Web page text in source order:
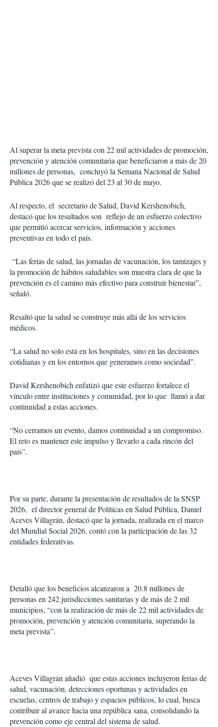
Al superar la meta prevista con 22 mil actividades de promoción,
prevención y atención comunitaria que beneficiaron a más de 20
millones de personas, concluyó la Semana Nacional de Salud
Pública 2026 que se realizó del 23 al 30 de mayo.
Al respecto, el secretario de Salud, David Kershenobich,
destacó que los resultados son reflejo de un esfuerzo colectivo
que permitió acercar servicios, información y acciones
preventivas en todo el país.
“Las ferias de salud, las jornadas de vacunación, los tamizajes y
la promoción de hábitos saludables son muestra clara de que la
prevención es el camino más efectivo para construir bienestar”,
señaló.
Resaltó que la salud se construye más allá de los servicios
médicos.
“La salud no solo está en los hospitales, sino en las decisiones
cotidianas y en los entornos que generamos como sociedad”.
David Kershenobich enfatizó que este esfuerzo fortalece el
vínculo entre instituciones y comunidad, por lo que llamó a dar
continuidad a estas acciones.
“No cerramos un evento, damos continuidad a un compromiso.
El reto es mantener este impulso y llevarlo a cada rincón del
país”.
Por su parte, durante la presentación de resultados de la SNSP
2026, el director general de Políticas en Salud Pública, Daniel
Aceves Villagrán, destacó que la jornada, realizada en el marco
del Mundial Social 2026, contó con la participación de las 32
entidades federativas.
Detalló que los beneficios alcanzaron a 20.8 millones de
personas en 242 jurisdicciones sanitarias y de más de 2 mil
municipios, “con la realización de más de 22 mil actividades de
promoción, prevención y atención comunitaria, superando la
meta prevista”.
Aceves Villagrán añadió que estas acciones incluyeron ferias de
salud, vacunación, detecciones oportunas y actividades en
escuelas, centros de trabajo y espacios públicos, lo cual, busca
contribuir al avance hacia una república sana, consolidando la
prevención como eje central del sistema de salud.